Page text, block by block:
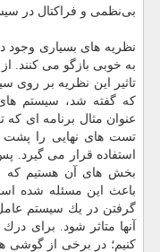
بی‌نظمی و فراكتال در
نظریه های بسیاری وجود
به خوبی بازگو می كنند.
تاثیر این نظریه بر روی
كه گفته شد، سیستم
عنوان مثال برنامه ای
تست های نهایی را
استفاده قرار می گیرد.
بخش های آن هستیم كه
باعث این مسئله شده
گرفتن در یك سیستم عامل
آنها متاثر شود. برای
كنیم؛ در برخی از گوشی